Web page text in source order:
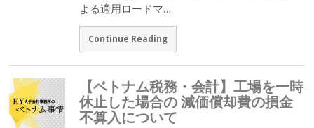
よる適用ロードマ…
Continue Reading
【ベトナム税務・会計】工場を一時
休止した場合の 減価償却費の損金
不算入について